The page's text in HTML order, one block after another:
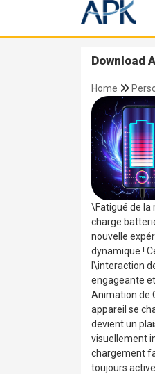
Download
Home
\Fatigué de la
charge
nouvelle
dynamique !
l\interaction
engageante
Animation de
appareil se
devient un
visuellement
chargement
toujours